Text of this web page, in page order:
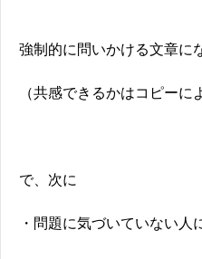
強制的に問いかける文章に
（共感できるかはコピーに
で、次に
・問題に気づいていない人